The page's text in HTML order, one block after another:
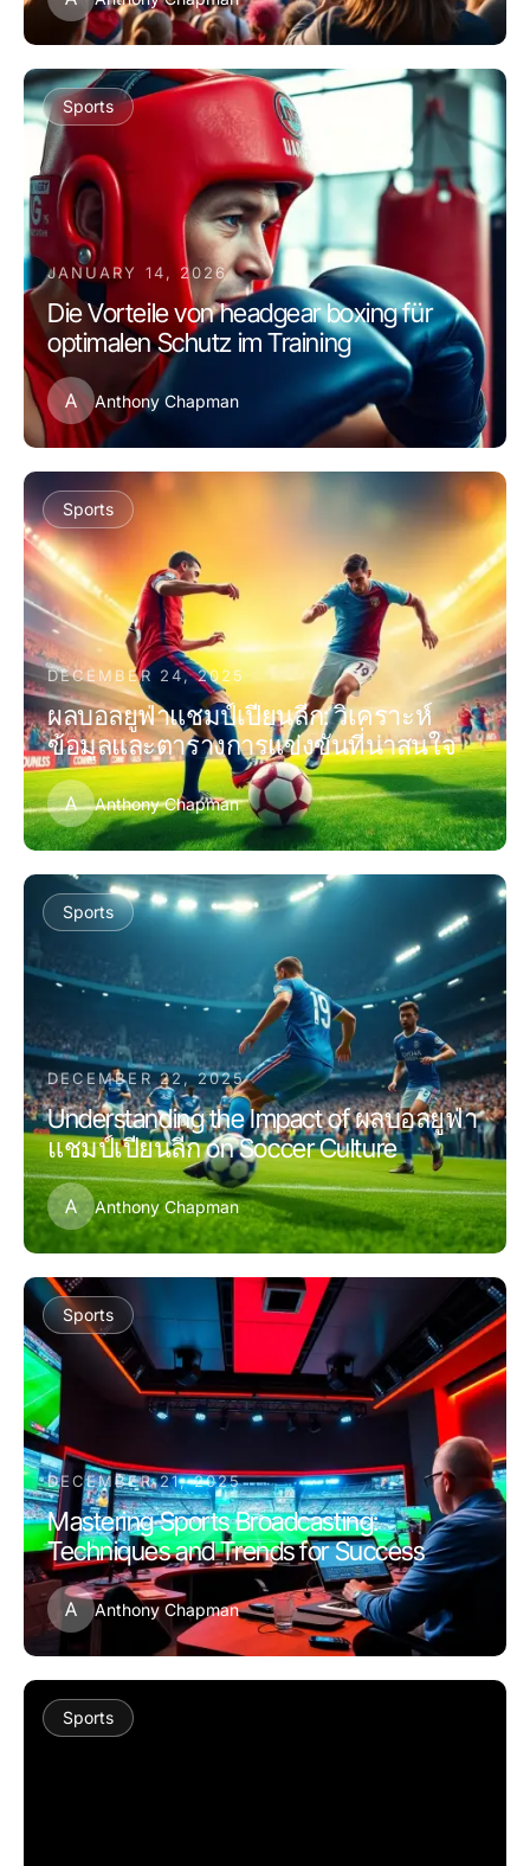
Sports
JANUARY 14, 2026
Die Vorteile von headgear boxing für
optimalen Schutz im Training
A Anthony Chapman
Sports
DECEMBER 24, 2025
ผลบอลยูฟ่าแชมป์เปียนลีก: วิเคราะห์
ข้อมูลและตารางการแข่งขันที่น่าสนใจ
A Anthony Chapman
Sports
DECEMBER 22, 2025
Understanding the Impact of ผลบอลยูฟ่า
แชมป์เปียนลีก on Soccer Culture
A Anthony Chapman
Sports
DECEMBER 21, 2025
Mastering Sports Broadcasting:
Techniques and Trends for Success
A Anthony Chapman
Sports